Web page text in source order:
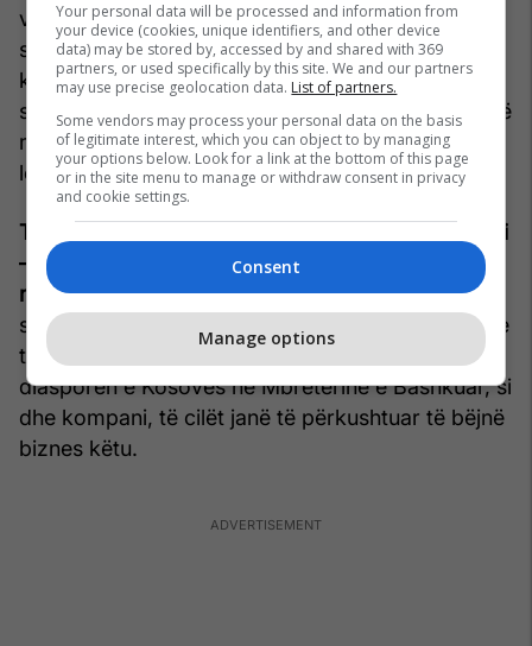
vazhdojmë të ndihmojmë ku të mundemi për të
siguruar që serbët e Kosovës – dhe të gjitha
komunitetet jo-shumicë të Kosovës, të ndihen të
sigurt, që ata të kenë një të ardhme në një Kosovë
multietnike dhe që të kenë pushtet qendror dhe
lokal që u përgjigjen nevojave të tyre.
Telegrafi: Të flasim pak për bashkëpunimin Britani
– Kosovë. Në cilat fusha do të këtë fokus më të
madh këtë vit? Hargreaves: Unë do të doja të
shihja më shumë bashkëpunim ekonomik. Para se
të vija këtu, takova disa njerëz të mirë në
diasporën e Kosovës në Mbretërinë e Bashkuar, si
dhe kompani, të cilët janë të përkushtuar të bëjnë
biznes këtu.
Your personal data will be processed and information from
your device (cookies, unique identifiers, and other device
data) may be stored by, accessed by and shared with 369
partners, or used specifically by this site. We and our partners
may use precise geolocation data. List of partners.
Some vendors may process your personal data on the basis
of legitimate interest, which you can object to by managing
your options below. Look for a link at the bottom of this page
or in the site menu to manage or withdraw consent in privacy
and cookie settings.
Consent
Manage options